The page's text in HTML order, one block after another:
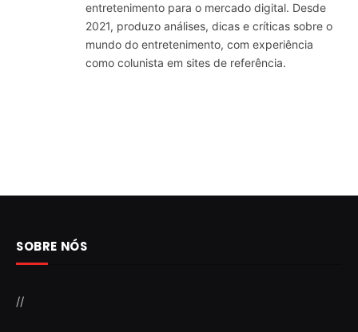
entretenimento para o mercado digital. Desde
2021, produzo análises, dicas e críticas sobre o
mundo do entretenimento, com experiência
como colunista em sites de referência.
SOBRE NÓS
//